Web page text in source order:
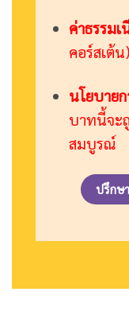
ค่าธรรม
คอร์สเต้น)
นโยบาย
บาทนี้จะ
สมบูรณ์
ปรึกษ